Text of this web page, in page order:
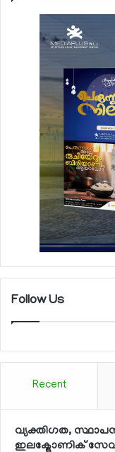
Follow Us
Recent
വ്യക്തിഗത,
ഇലക്ട്രോണിക്